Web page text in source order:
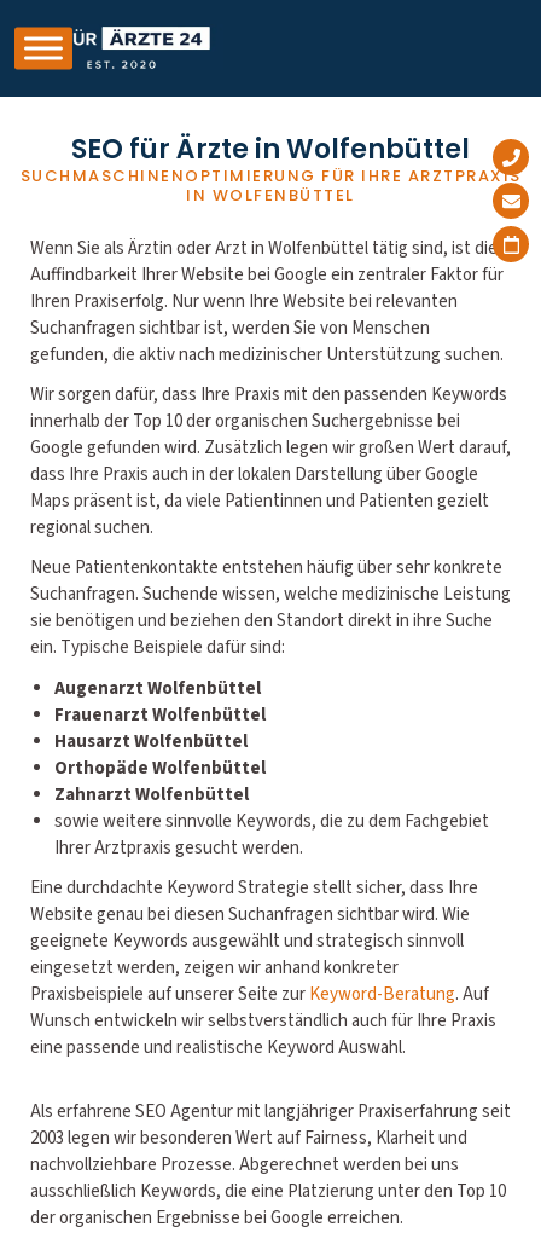
SEO für Ärzte in Wolfenbüttel
SUCHMASCHINENOPTIMIERUNG FÜR IHRE ARZTPRAXIS
IN WOLFENBÜTTEL
Wenn Sie als Ärztin oder Arzt in Wolfenbüttel tätig sind, ist die
Auffindbarkeit Ihrer Website bei Google ein zentraler Faktor für
Ihren Praxiserfolg. Nur wenn Ihre Website bei relevanten
Suchanfragen sichtbar ist, werden Sie von Menschen
gefunden, die aktiv nach medizinischer Unterstützung suchen.
Wir sorgen dafür, dass Ihre Praxis mit den passenden Keywords
innerhalb der Top 10 der organischen Suchergebnisse bei
Google gefunden wird. Zusätzlich legen wir großen Wert darauf,
dass Ihre Praxis auch in der lokalen Darstellung über Google
Maps präsent ist, da viele Patientinnen und Patienten gezielt
regional suchen.
Neue Patientenkontakte entstehen häufig über sehr konkrete
Suchanfragen. Suchende wissen, welche medizinische Leistung
sie benötigen und beziehen den Standort direkt in ihre Suche
ein. Typische Beispiele dafür sind:
Augenarzt Wolfenbüttel
Frauenarzt Wolfenbüttel
Hausarzt Wolfenbüttel
Orthopäde Wolfenbüttel
Zahnarzt Wolfenbüttel
sowie weitere sinnvolle Keywords, die zu dem Fachgebiet
Ihrer Arztpraxis gesucht werden.
Eine durchdachte Keyword Strategie stellt sicher, dass Ihre
Website genau bei diesen Suchanfragen sichtbar wird. Wie
geeignete Keywords ausgewählt und strategisch sinnvoll
eingesetzt werden, zeigen wir anhand konkreter
Praxisbeispiele auf unserer Seite zurKeyword-Beratung. Auf
Wunsch entwickeln wir selbstverständlich auch für Ihre Praxis
eine passende und realistische Keyword Auswahl.
Als erfahrene SEO Agentur mit langjähriger Praxiserfahrung seit
2003 legen wir besonderen Wert auf Fairness, Klarheit und
nachvollziehbare Prozesse. Abgerechnet werden bei uns
ausschließlich Keywords, die eine Platzierung unter den Top 10
der organischen Ergebnisse bei Google erreichen.